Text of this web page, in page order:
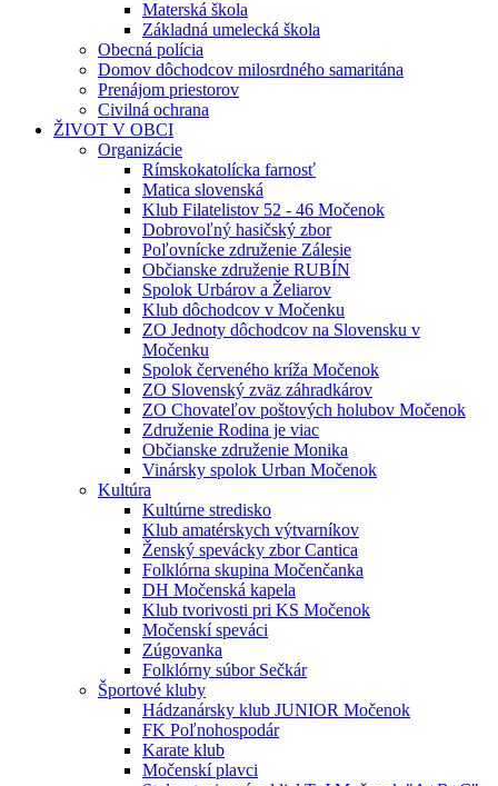
Materská škola
Základná umelecká škola
Obecná polícia
Domov dôchodcov milosrdného samaritána
Prenájom priestorov
Civilná ochrana
ŽIVOT V OBCI
Organizácie
Rímskokatolícka farnosť
Matica slovenská
Klub Filatelistov 52 - 46 Močenok
Dobrovoľný hasičský zbor
Poľovnícke združenie Zálesie
Občianske združenie RUBÍN
Spolok Urbárov a Želiarov
Klub dôchodcov v Močenku
ZO Jednoty dôchodcov na Slovensku v
Močenku
Spolok červeného kríža Močenok
ZO Slovenský zväz záhradkárov
ZO Chovateľov poštových holubov Močenok
Združenie Rodina je viac
Občianske združenie Monika
Vinársky spolok Urban Močenok
Kultúra
Kultúrne stredisko
Klub amatérskych výtvarníkov
Ženský spevácky zbor Cantica
Folklórna skupina Močenčanka
DH Močenská kapela
Klub tvorivosti pri KS Močenok
Močenskí speváci
Zúgovanka
Folklórny súbor Sečkár
Športové kluby
Hádzanársky klub JUNIOR Močenok
FK Poľnohospodár
Karate klub
Močenskí plavci